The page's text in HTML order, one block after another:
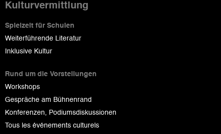
Kulturvermittlung
Spielzeit für Schulen
Weiterführende Literatur
Inklusive Kultur
Rund um die Vorstellungen
Workshops
Gespräche am Bühnenrand
Konferenzen, Podiumsdiskussionen
Tous les événements culturels